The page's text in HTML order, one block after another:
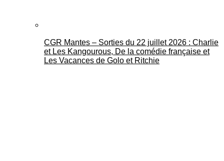
CGR Mantes – Sorties du 22 juillet 2026 : Charlie
et Les Kangourous, De la comédie française et
Les Vacances de Golo et Ritchie